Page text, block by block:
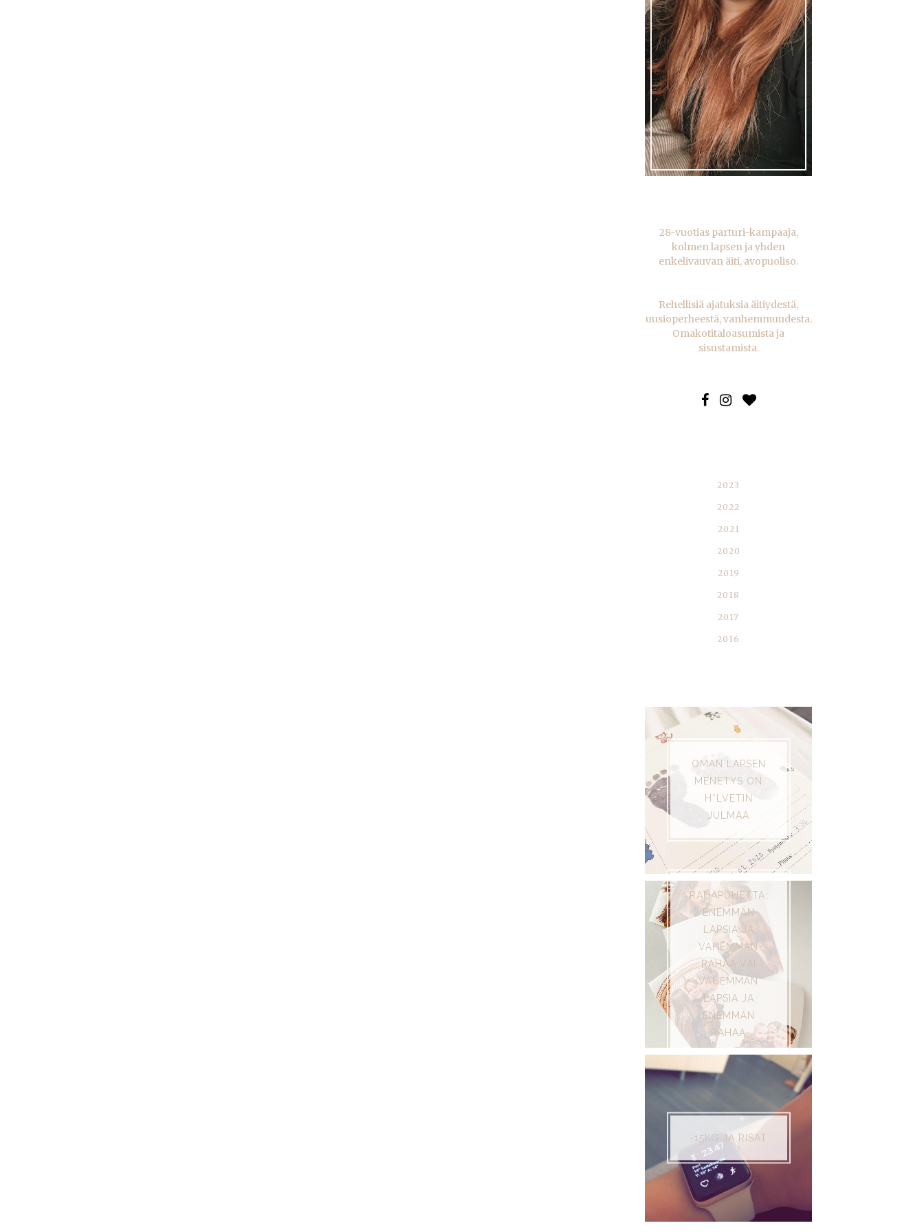
28-vuotias parturi-kampaaja,
kolmen lapsen ja yhden
enkelivauvan äiti, avopuoliso.
Rehellisiä ajatuksia äitiydestä,
uusioperheestä, vanhemmuudesta.
Omakotitaloasumista ja
sisustamista.
2023
2022
2021
2020
2019
2018
2017
2016
OMAN LAPSEN
MENETYS ON
H*LVETIN
JULMAA
RAHAPUHETTA:
ENEMMÄN
LAPSIA JA
VÄHEMMÄN
RAHAA VAI
VÄHEMMÄN
LAPSIA JA
ENEMMÄN
RAHAA
-15KG JA RISAT